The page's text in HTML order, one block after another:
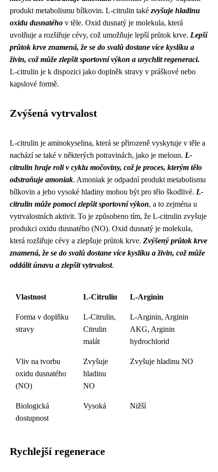
produkt metabolismu bílkovin. L-citrulin také zvyšuje hladinu
oxidu dusnatého v těle. Oxid dusnatý je molekula, která
uvolňuje a rozšiřuje cévy, což umožňuje lepší průtok krve. Lepší
průtok krve znamená, že se do svalů dostane více kyslíku a
živin, což může zlepšit sportovní výkon a urychlit regeneraci.
L-citrulin je k dispozici jako doplněk stravy v práškové nebo
kapslové formě.
Zvýšená vytrvalost
L-citrulin je aminokyselina, která se přirozeně vyskytuje v těle a
nachází se také v některých potravinách, jako je meloun. L-
citrulin hraje roli v cyklu močoviny, což je proces, kterým tělo
odstraňuje amoniak. Amoniak je odpadní produkt metabolismu
bílkovin a jeho vysoké hladiny mohou být pro tělo škodlivé. L-
citrulin může pomoci zlepšit sportovní výkon, a to zejména u
vytrvalostních aktivit. To je způsobeno tím, že L-citrulin zvyšuje
produkci oxidu dusnatého (NO). Oxid dusnatý je molekula,
která rozšiřuje cévy a zlepšuje průtok krve. Zvýšený průtok krve
znamená, že se do svalů dostane více kyslíku a živin, což může
oddálit únavu a zlepšit vytrvalost.
Vlastnost L-Citrulin L-Arginin
Forma v doplňku
stravy
L-Citrulin,
Citrulin
malát
L-Arginin, Arginin
AKG, Arginin
hydrochlorid
Vliv na tvorbu
oxidu dusnatého
(NO)
Zvyšuje
hladinu
NO
Zvyšuje hladinu NO
Biologická
dostupnost
Vysoká Nižší
Rychlejší regenerace